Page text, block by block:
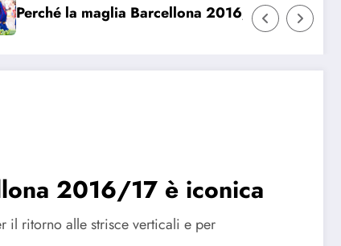
la maglia Barcellona 2016/17 è iconica Che
2016/17 è iconica
il ritorno alle strisce verticali e per